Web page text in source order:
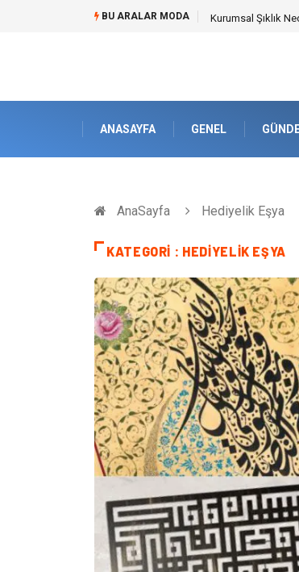
BU ARALAR MODA Bitumen storage
ANASAYFA GENEL
AnaSayfa Hediyelik Eşya
KATEGORI : HEDIYELIK EŞYA